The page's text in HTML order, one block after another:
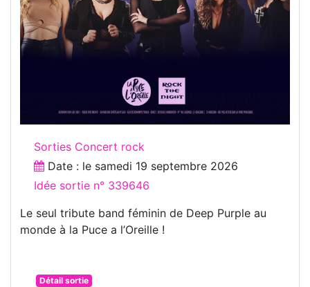
Sorties Concert rock
Date : le samedi 19 septembre 2026
Idée sortie n° 339646
Le seul tribute band féminin de Deep Purple au
monde à la Puce a l’Oreille !
Détail sortie